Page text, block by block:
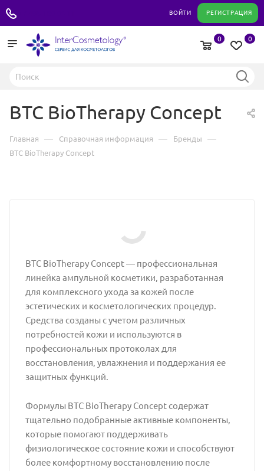
ВОЙТИ РЕГИСТРАЦИЯ
0
0
BTC BioTherapy Concept
Главная — Справочная информация — Бренды —
BTC BioTherapy Concept
BTC BioTherapy Concept — профессиональная
линейка ампульной косметики, разработанная
для комплексного ухода за кожей после
эстетических и косметологических процедур.
Средства созданы с учетом различных
потребностей кожи и используются в
профессиональных протоколах для
восстановления, увлажнения и поддержания ее
защитных функций.
Формулы BTC BioTherapy Concept содержат
тщательно подобранные активные компоненты,
которые помогают поддерживать
физиологическое состояние кожи и способствуют
более комфортному восстановлению после